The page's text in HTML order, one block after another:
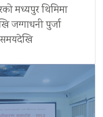
मध्यपुर थिमिमा
जग्गाधनी पुर्जा